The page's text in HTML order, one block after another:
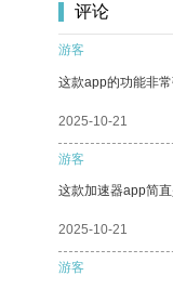
评论
游客
这款app的功能非
2025-10-21
游客
这款加速器app简
2025-10-21
游客